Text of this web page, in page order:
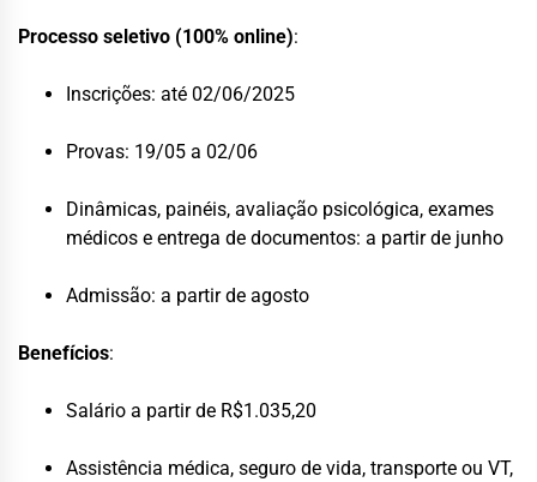
Processo seletivo (100% online):
Inscrições: até 02/06/2025
Provas: 19/05 a 02/06
Dinâmicas, painéis, avaliação psicológica, exames
médicos e entrega de documentos: a partir de junho
Admissão: a partir de agosto
Benefícios:
Salário a partir de R$1.035,20
Assistência médica, seguro de vida, transporte ou VT,